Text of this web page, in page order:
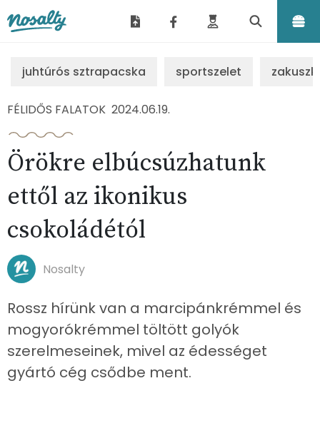
juhtúrós sztrapacska sportszelet
FÉLIDŐS FALATOK 2024.06.19.
Örökre elbúcsúzhatunk
ettől az ikonikus
csokoládétól
Nosalty
Rossz hírünk van a marcipánkrémmel és
mogyorókrémmel töltött golyók
szerelmeseinek, mivel az édességet
gyártó cég csődbe ment.